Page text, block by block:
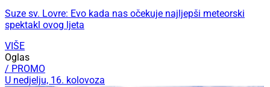
Suze sv. Lovre: Evo kada nas očekuje najljepši meteorski
spektakl ovog ljeta
VIŠE
Oglas
/ PROMO
U nedjelju, 16. kolovoza